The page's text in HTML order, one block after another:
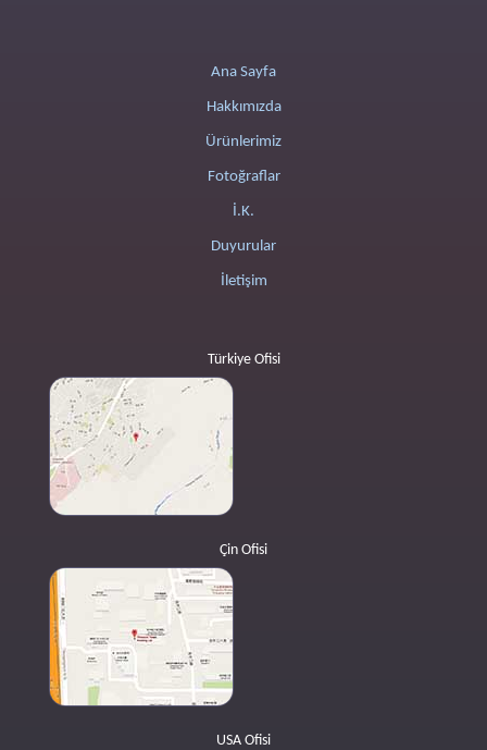
Ana Sayfa
Hakkımızda
Ürünlerimiz
Fotoğraflar
İ.K.
Duyurular
İletişim
Türkiye Ofisi
Çin Ofisi
USA Ofisi